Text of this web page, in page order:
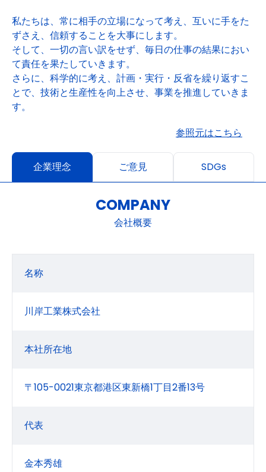
私たちは、常に相手の立場になって考え、互いに手をた
ずさえ、信頼することを大事にします。
そして、一切の言い訳をせず、毎日の仕事の結果におい
て責任を果たしていきます。
さらに、科学的に考え、計画・実行・反省を繰り返すこ
とで、技術と生産性を向上させ、事業を推進していきま
す。
参照元はこちら
企業理念 ご意見 SDGs
COMPANY
会社概要
名称
川岸工業株式会社
本社所在地
〒105-0021東京都港区東新橋1丁目2番13号
代表
金本秀雄